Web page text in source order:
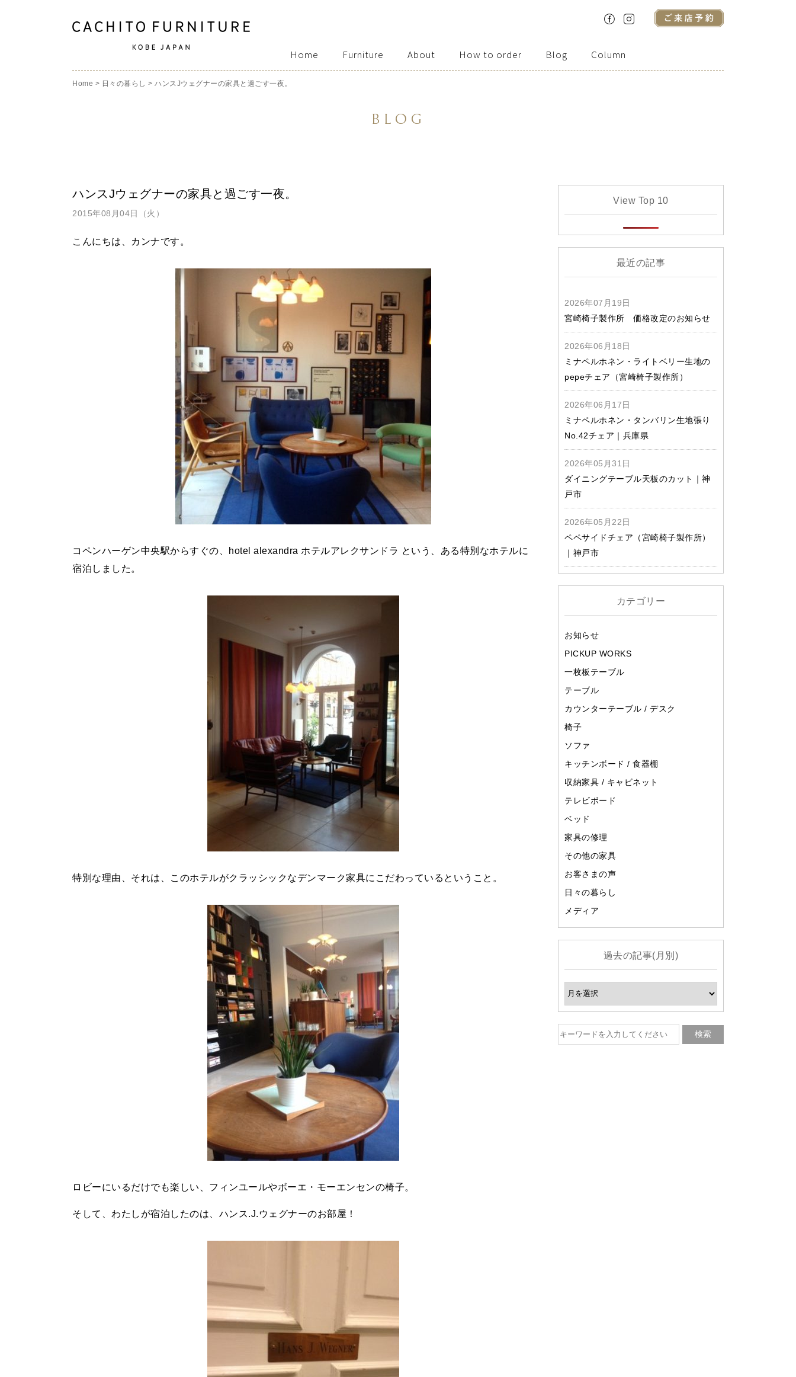
Home Furniture About How to order Blog
Column
Access / Contact
Home > 日々の暮らし > ハンスJウェグナーの家具と過ごす一夜。
BLOG
ハンスJウェグナーの家具と過ごす一夜。
2015年08月04日（火）
こんにちは、カンナです。
コペンハーゲン中央駅からすぐの、hotel alexandra ホテルアレクサンドラ という、ある特別なホテルに
宿泊しました。
特別な理由、それは、このホテルがクラッシックなデンマーク家具にこだわっているということ。
ロビーにいるだけでも楽しい、フィンユールやボーエ・モーエンセンの椅子。
そして、わたしが宿泊したのは、ハンス.J.ウェグナーのお部屋！
View Top 10
最近の記事
2026年07月19日
宮崎椅子製作所 価格改定のお知らせ
2026年06月18日
ミナペルホネン・ライトベリー生地の
pepeチェア（宮崎椅子製作所）
2026年06月17日
ミナペルホネン・タンバリン生地張り
No.42チェア｜兵庫県
2026年05月31日
ダイニングテーブル天板のカット｜神
戸市
2026年05月22日
ペペサイドチェア（宮崎椅子製作所）
｜神戸市
カテゴリー
お知らせ
PICKUP WORKS
一枚板テーブル
テーブル
カウンターテーブル / デスク
椅子
ソファ
キッチンボード / 食器棚
収納家具 / キャビネット
テレビボード
ベッド
家具の修理
その他の家具
お客さまの声
日々の暮らし
メディア
過去の記事(月別)